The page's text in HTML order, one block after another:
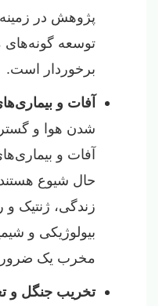
پژوهش در
توسعه گونه‌های
برخوردار است.
آفات و
شدن هوا و
آفات و
حال شیوع
زندگی، ژنتیک و
بیولوژیکی و
مخرب یک
تخریب جنگل و